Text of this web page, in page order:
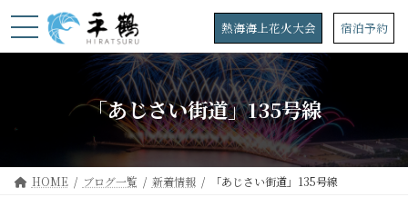
ン
プ
ビ
動
熱海海上花火大会 宿泊予約
「あじさい街道」135号線
HOME ブログ一覧 新着情報 「あじさい街道」135号線